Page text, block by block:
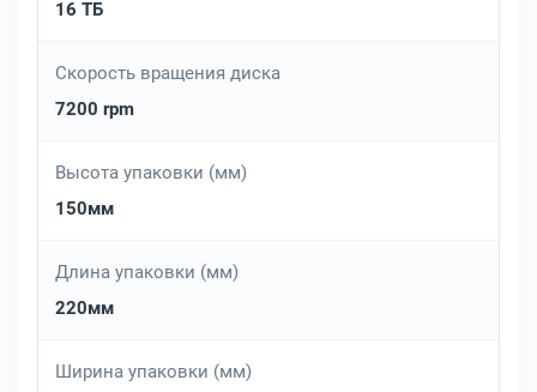
16 ТБ
Скорость вращения диска
7200 rpm
Высота упаковки (мм)
150мм
Длина упаковки (мм)
220мм
Ширина упаковки (мм)